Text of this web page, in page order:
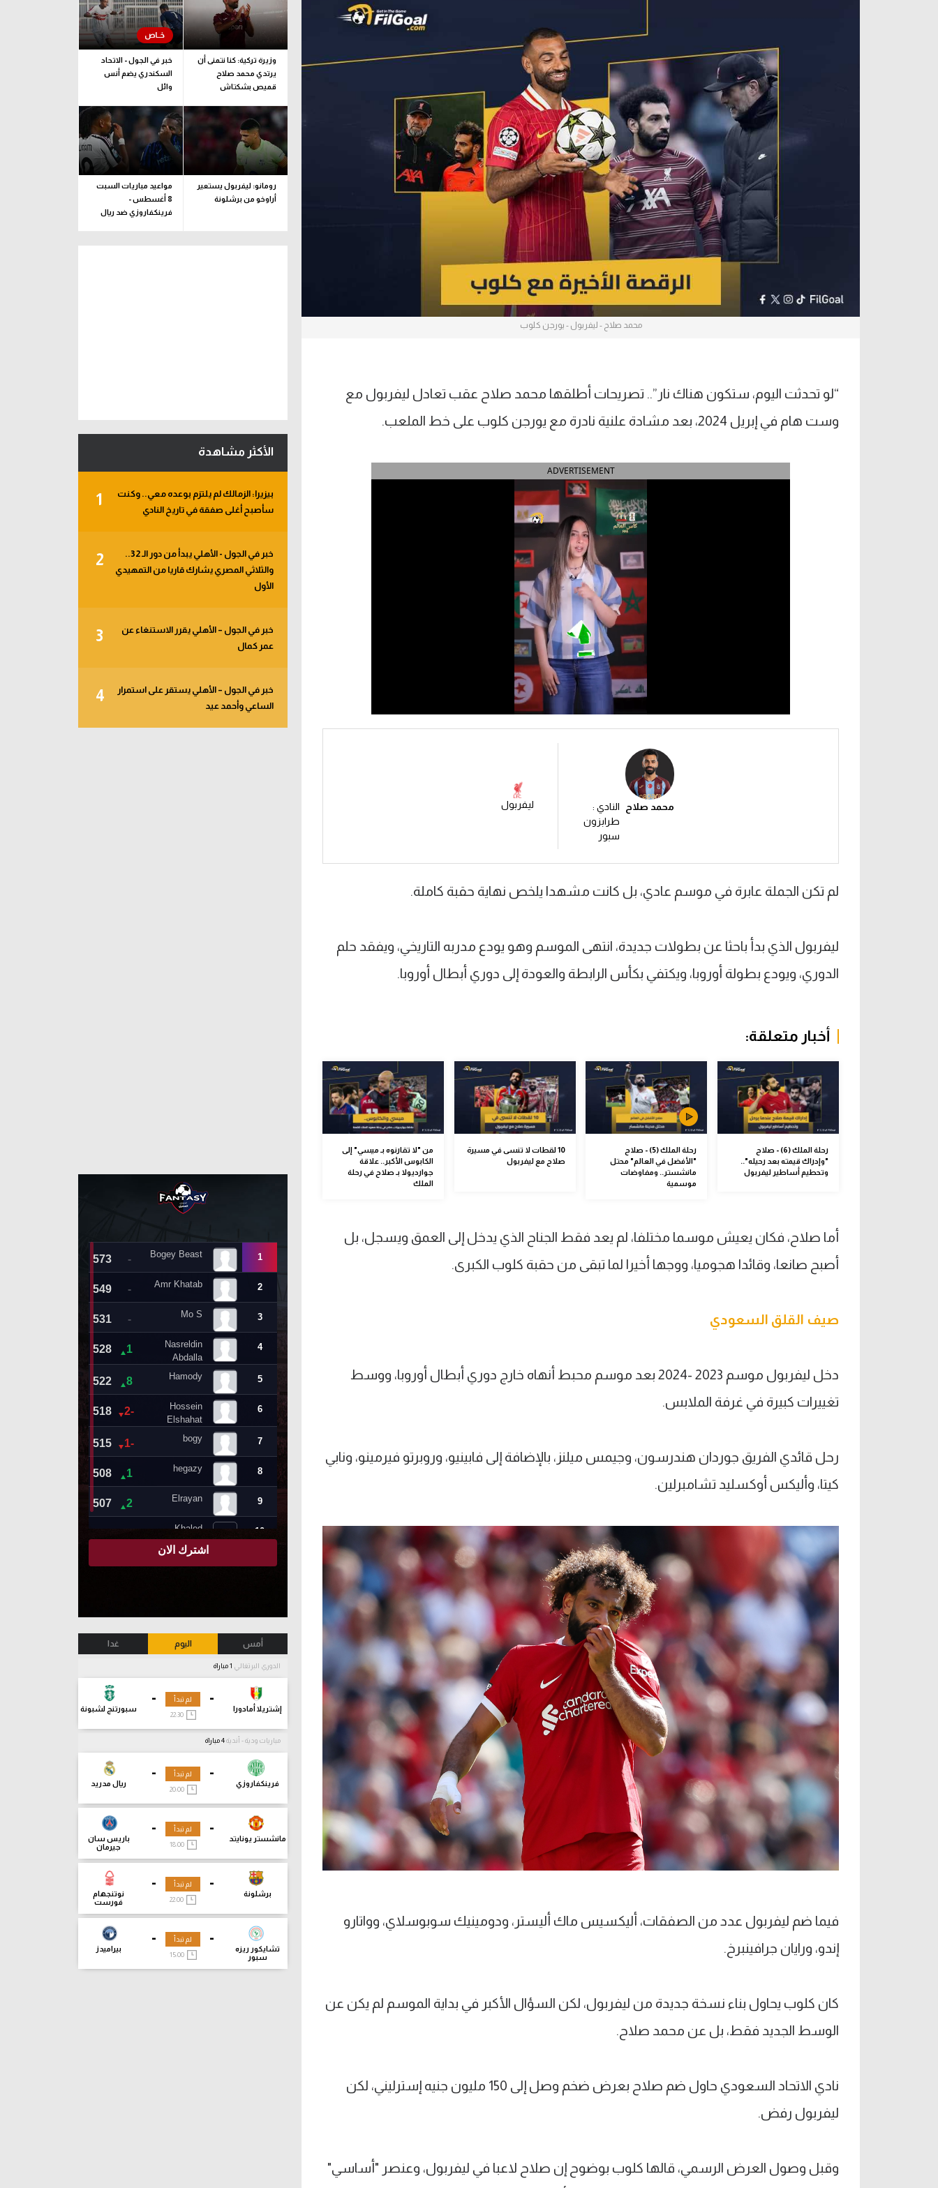
ركن الألعاب
دوري أبطال إفريقيا
كل البطولات
القسم الثاني
آسيا
ركن الألعاب
محمد صلاح - ليفربول - يورجن كلوب
“لو تحدثت اليوم، ستكون هناك نار”.. تصريحات أطلقها محمد صلاح عقب تعادل ليفربول مع
وست هام في إبريل 2024، بعد مشادة علنية نادرة مع يورجن كلوب على خط الملعب.
ADVERTISEMENT
محمد صلاح
النادي :
طرابزون
سبور
ليفربول
لم تكن الجملة عابرة في موسم عادي، بل كانت مشهدا يلخص نهاية حقبة كاملة.
ليفربول الذي بدأ باحثا عن بطولات جديدة، انتهى الموسم وهو يودع مدربه التاريخي، ويفقد حلم
الدوري، ويودع بطولة أوروبا، ويكتفي بكأس الرابطة والعودة إلى دوري أبطال أوروبا.
أخبار متعلقة:
رحلة الملك (6) - صلاح
"وإدراك قيمته بعد رحيله"..
وتحطيم أساطير ليفربول
رحلة الملك (5) - صلاح
"الأفضل في العالم" محتل
مانشستر.. ومفاوضات
موسمية
10 لقطات لا تنسى في مسيرة
صلاح مع ليفربول
من "لا تقارنوه بـ ميسي" إلى
الكابوس الأكبر.. علاقة
جوارديولا بـ صلاح في رحلة
الملك
أما صلاح، فكان يعيش موسما مختلفا، لم يعد فقط الجناح الذي يدخل إلى العمق ويسجل، بل
أصبح صانعا، وقائدا هجوميا، ووجها أخيرا لما تبقى من حقبة كلوب الكبرى.
صيف القلق السعودي
دخل ليفربول موسم 2023 -2024 بعد موسم محبط أنهاه خارج دوري أبطال أوروبا، ووسط
تغييرات كبيرة في غرفة الملابس.
رحل قائدي الفريق جوردان هندرسون، وجيمس ميلنز، بالإضافة إلى فابينيو، وروبرتو فيرمينو، ونابي
كيتا، وأليكس أوكسليد تشامبرلين.
فيما ضم ليفربول عدد من الصفقات، أليكسيس ماك أليستر، ودومينيك سوبوسلاي، وواتارو
إندو، ورايان جرافينبرخ.
كان كلوب يحاول بناء نسخة جديدة من ليفربول، لكن السؤال الأكبر في بداية الموسم لم يكن عن
الوسط الجديد فقط، بل عن محمد صلاح.
نادي الاتحاد السعودي حاول ضم صلاح بعرض ضخم وصل إلى 150 مليون جنيه إسترليني، لكن
ليفربول رفض.
وقبل وصول العرض الرسمي، قالها كلوب بوضوح إن صلاح لاعبا في ليفربول، وعنصر "أساسي"
وزيرة تركية: كنا نتمنى أن
يرتدي محمد صلاح
قميص بشكتاش
خبر في الجول - الاتحاد
السكندري يضم أنس
وائل
رومانو: ليفربول يستعير
أراوخو من برشلونة
مواعيد مباريات السبت
8 أغسطس -
فرينكفاروزي ضد ريال
الأكثر مشاهدة
1
بيزيرا: الزمالك لم يلتزم بوعده معي.. وكنت
سأصبح أغلى صفقة في تاريخ النادي
2
خبر في الجول - الأهلي يبدأ من دور الـ 32..
والثلاثي المصري يشارك قاريا من التمهيدي
الأول
3
خبر في الجول – الأهلي يقرر الاستنغاء عن
عمر كمال
4
خبر في الجول – الأهلي يستقر على استمرار
الساعي وأحمد عيد
أمس اليوم غدا
الدوري البرتغالي
-
إشتريلا أمادورا
-
سبورتنج لشبونة
لم تبدأ
22:30
مباريات ودية - أندية
-
فرينكفاروزي
-
ريال مدريد
لم تبدأ
20:00
-
مانشستر يونايتد
-
باريس سان
جيرمان
لم تبدأ
18:00
-
برشلونة
-
نوتنجهام
فورست
لم تبدأ
-
تشايكور ريزه
سبور
-
بيراميدز
لم تبدأ
15:00